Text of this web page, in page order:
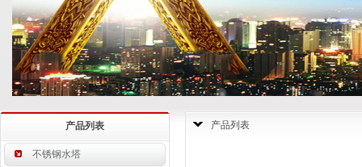
产品列表
不锈钢水塔
产品列表